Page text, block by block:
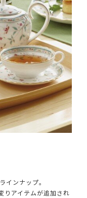
インナップ。
りアイテムが追加され